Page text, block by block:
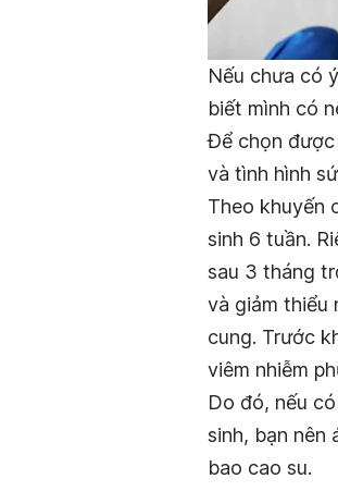
Nếu chưa có
biết mình có
Để chọn được
và tình hình
Theo khuyến
sinh 6 tuần.
sau 3 tháng
và giảm thiểu
cung. Trước
viêm nhiễm
Do đó, nếu
sinh, bạn nên
bao cao su.